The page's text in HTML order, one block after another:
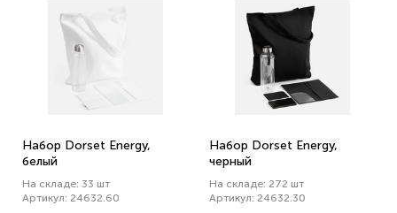
Набор Dorset Energy,
белый
На складе: 33 шт
Артикул: 24632.60
Набор Dorset Energy,
черный
На складе: 272 шт
Артикул: 24632.30